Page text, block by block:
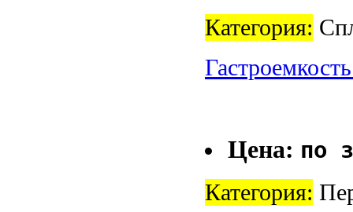
Категория:
Цена: по
Категория: